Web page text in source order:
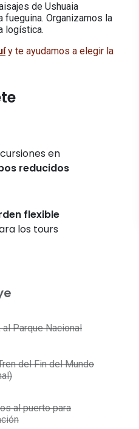
de Ushuaia
fueguina. Organizamos la
logística.
y te ayudamos a elegir la
flexible
los tours
en
reducidos
al Parque Nacional
del Fin del Mundo
al puerto para